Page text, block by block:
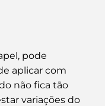
pode
aplicar com
não fica tão
variações do